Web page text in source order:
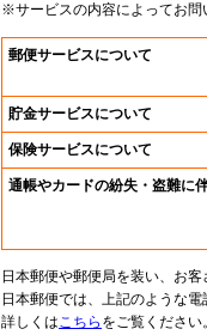
※サービスの内容によってお問
郵便サービスについて
貯金サービスについて
保険サービスについて
通帳やカードの紛失・盗難に
日本郵便や郵便局を装い、お
日本郵便では、上記のような
詳しくはこちら をご覧ください。